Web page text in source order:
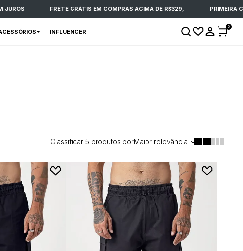
FRETE GRÁTIS EM COMPRAS ACIMA DE R$329, PRIMEIRA
INFLUENCER
0
Classificar 5 produtos porMaior relevância